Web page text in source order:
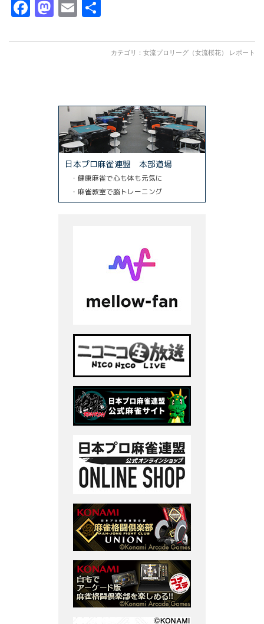
Facebook
Mastodon
Email
カテゴリ： 女流プロリーグ（女流桜花） レポート
日本プロ麻雀連盟 本部道場
・健康麻雀で心も体も元気に
・麻雀教室で脳トレーニング